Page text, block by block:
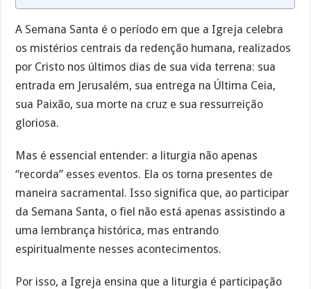
A Semana Santa é o período em que a Igreja celebra
os mistérios centrais da redenção humana, realizados
por Cristo nos últimos dias de sua vida terrena: sua
entrada em Jerusalém, sua entrega na Última Ceia,
sua Paixão, sua morte na cruz e sua ressurreição
gloriosa.
Mas é essencial entender: a liturgia não apenas
“recorda” esses eventos. Ela os torna presentes de
maneira sacramental. Isso significa que, ao participar
da Semana Santa, o fiel não está apenas assistindo a
uma lembrança histórica, mas entrando
espiritualmente nesses acontecimentos.
Por isso, a Igreja ensina que a liturgia é participação